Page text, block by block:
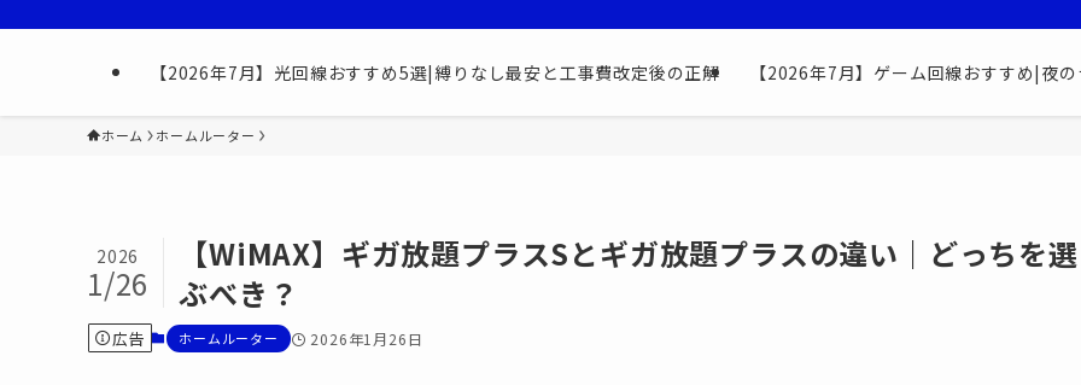
【2026年7月】光回線おすすめ5選|縛りなし最安と工事費改定後の正解 【2026年7月】ゲーム回線おすすめ|夜
ホーム ホームルーター
【WiMAX】ギガ放題プラスSとギガ放題プラスの違い｜どっちを選
ぶべき？
2026
1/26
広告 ホームルーター 2026年1月26日